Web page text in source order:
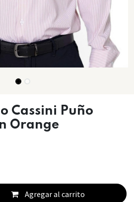
Cassini Puño
Orange
Agregar al carrito